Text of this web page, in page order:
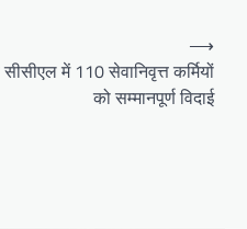
सीसीएल में 110 सेवानिवृत्त कर्मियों
को सम्मानपूर्ण विदाई
⟶